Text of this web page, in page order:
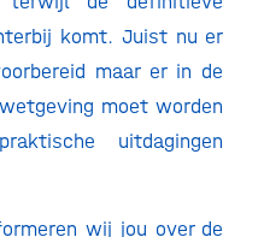
komt. Juist nu er
maar er in de
moet worden
uitdagingen
wij jou over de